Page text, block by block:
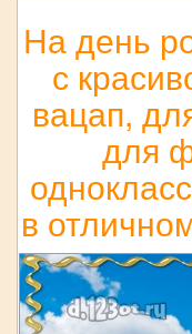
На день
с
вацап,
для
в